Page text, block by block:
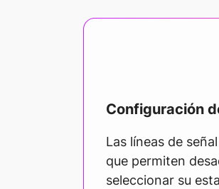
Configuración
Las líneas de
que permiten
seleccionar su